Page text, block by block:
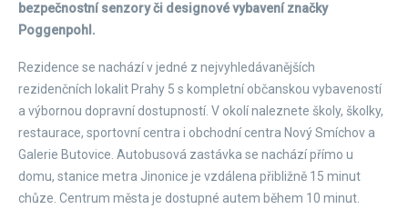
bezpečnostní senzory či designové vybavení značky
Poggenpohl.
Rezidence se nachází v jedné z nejvyhledávanějších
rezidenčních lokalit Prahy 5 s kompletní občanskou vybaveností
a výbornou dopravní dostupností. V okolí naleznete školy, školky,
restaurace, sportovní centra i obchodní centra Nový Smíchov a
Galerie Butovice. Autobusová zastávka se nachází přímo u
domu, stanice metra Jinonice je vzdálena přibližně 15 minut
chůze. Centrum města je dostupné autem během 10 minut.